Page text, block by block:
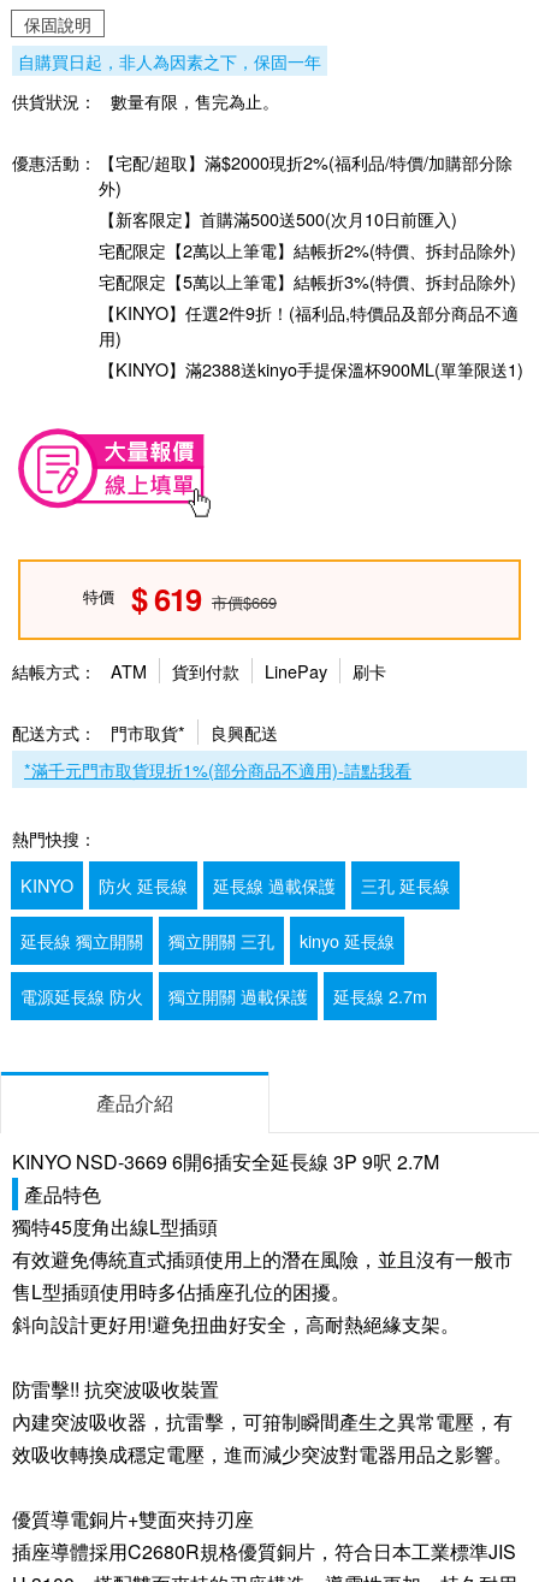
保固說明
自購買日起，非人為因素之下，保固一年
供貨狀況：
數量有限，售完為止。
優惠活動：
【宅配/超取】滿$2000現折2%(福利品/特價/加購部分除
外)
【新客限定】首購滿500送500(次月10日前匯入)
宅配限定【2萬以上筆電】結帳折2%(特價、拆封品除外)
宅配限定【5萬以上筆電】結帳折3%(特價、拆封品除外)
【KINYO】任選2件9折！(福利品,特價品及部分商品不適
用)
【KINYO】滿2388送kinyo手提保溫杯900ML(單筆限送1)
特價 619 市價$669
結帳方式： ATM 貨到付款 LinePay 刷卡
配送方式： 門市取貨*
良興配送
*滿千元門市取貨現折1%(部分商品不適用)-請點我看
熱門快搜：
KINYO
防火 延長線 延長線 過載保護 三孔 延長線
延長線 獨立開關 獨立開關 三孔 kinyo 延長線
電源延長線 防火 獨立開關 過載保護 延長線 2.7m
產品介紹
KINYO NSD-3669 6開6插安全延長線 3P 9呎 2.7M
產品特色
獨特45度角出線L型插頭
有效避免傳統直式插頭使用上的潛在風險，並且沒有一般市
售L型插頭使用時多佔插座孔位的困擾。
斜向設計更好用!避免扭曲好安全，高耐熱絕緣支架。
防雷擊!! 抗突波吸收裝置
內建突波吸收器，抗雷擊，可箝制瞬間產生之異常電壓，有
效吸收轉換成穩定電壓，進而減少突波對電器用品之影響。
優質導電銅片+雙面夾持刃座
插座導體採用C2680R規格優質銅片，符合日本工業標準JIS